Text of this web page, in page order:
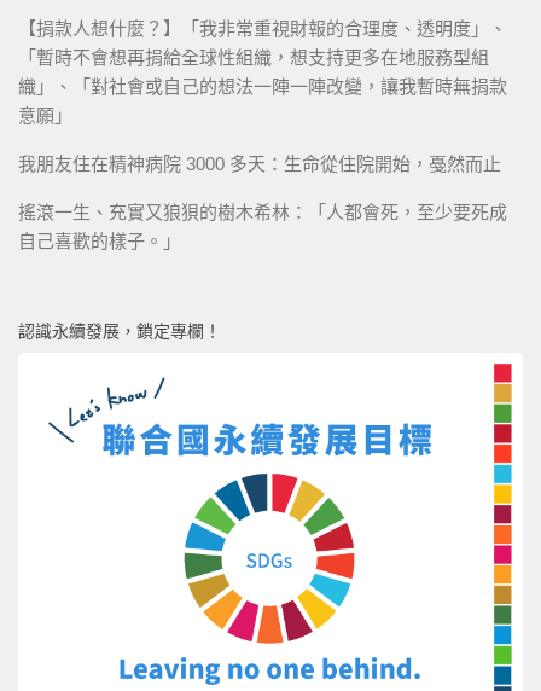
【捐款人想什麼？】「我非常重視財報的合理度、透明度」、
「暫時不會想再捐給全球性組織，想支持更多在地服務型組
織」、「對社會或自己的想法一陣一陣改變，讓我暫時無捐款
意願」
我朋友住在精神病院 3000 多天：生命從住院開始，戞然而止
搖滾一生、充實又狼狽的樹木希林：「人都會死，至少要死成
自己喜歡的樣子。」
認識永續發展，鎖定專欄！